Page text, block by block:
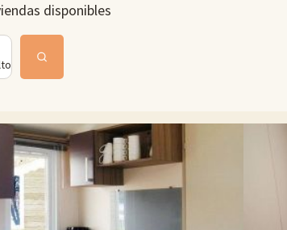
Es una región maravillosa para visitar, con 140 km
deportes acuáticos o simplemente relajarse al sol. Saint-
por numerosos carriles bici, que permiten a los
también ofrecen una gran variedad de boutiques,
sur Yon, el Puy du Fou...
negociado actividades, se pueden reservar con
disponibles